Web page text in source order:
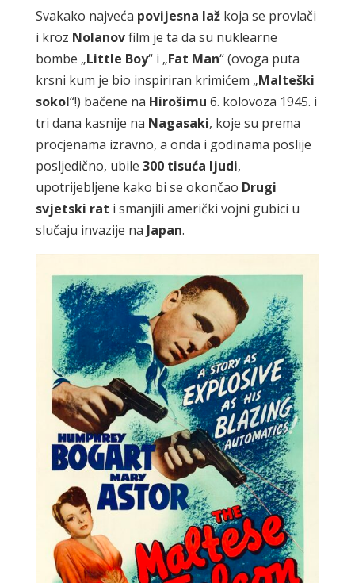
Svakako najveća povijesna lažkoja se provlači
i kroz Nolanovfilm je ta da su nuklearne
bombe „Little Boy“ i „Fat Man“ (ovoga puta
krsni kum je bio inspiriran krimićem „Malteški
sokol“!) bačene na Hirošimu 6. kolovoza 1945. i
tri dana kasnije na Nagasaki, koje su prema
procjenama izravno, a onda i godinama poslije
posljedično, ubile 300 tisuća ljudi,
upotrijebljene kako bi se okončao Drugi
svjetski rat i smanjili američki vojni gubici u
slučaju invazije na Japan.